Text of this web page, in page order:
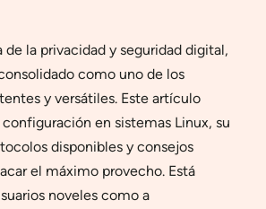
de la privacidad y seguridad digital,
como uno de los
y versátiles. Este artículo
en sistemas Linux, su
disponibles y consejos
el máximo provecho. Está
noveles como a